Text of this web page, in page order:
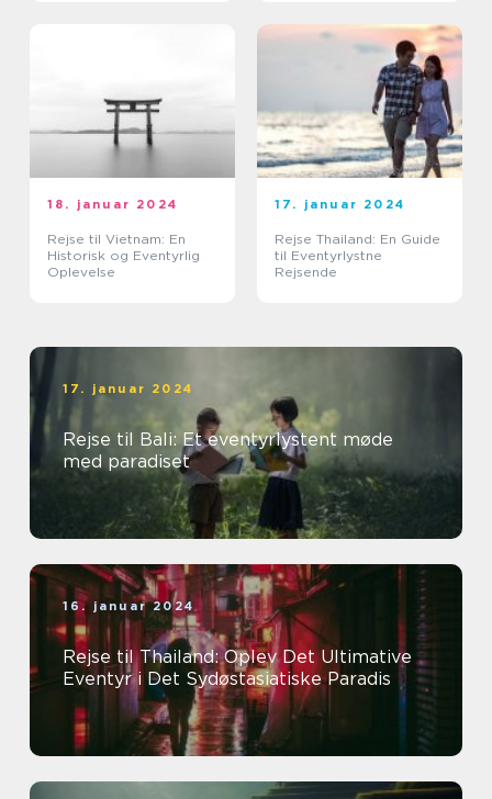
18. januar 2024
Rejse til Vietnam: En
Historisk og Eventyrlig
Oplevelse
17. januar 2024
Rejse Thailand: En Guide
til Eventyrlystne
Rejsende
17. januar 2024
Rejse til Bali: Et eventyrlystent møde
med paradiset
16. januar 2024
Rejse til Thailand: Oplev Det Ultimative
Eventyr i Det Sydøstasiatiske Paradis